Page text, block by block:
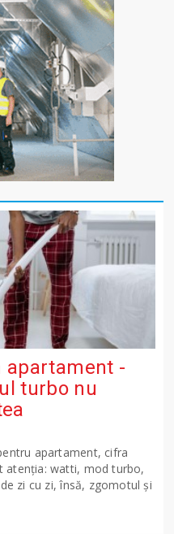
apartament -
turbo nu
apartament, cifra
atenția: watti, mod turbo,
zi cu zi, însă, zgomotul și